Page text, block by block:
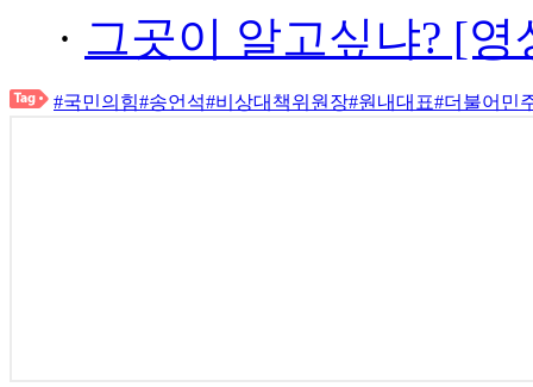
· 그곳이 알고싶냐? [
#국민의힘#송언석#비상대책위원장#원내대표#더불어민